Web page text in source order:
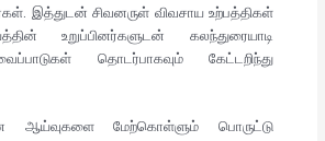
இத்துடன் சிவனருள் விவசாய உற்பத்திகள்
உறுப்பினர்களுடன் கலந்துரையாடி
தொடர்பாகவும் கேட்டறிந்து
ஆய்வுகளை மேற்கொள்ளும் பொருட்டு